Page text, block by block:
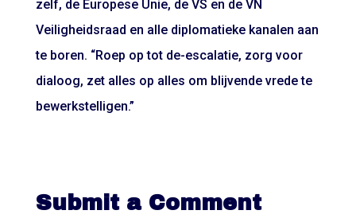
zelf, de Europese Unie, de VS en de VN
Veiligheidsraad en alle diplomatieke kanalen aan
te boren. “Roep op tot de-escalatie, zorg voor
dialoog, zet alles op alles om blijvende vrede te
bewerkstelligen.”
Submit a Comment